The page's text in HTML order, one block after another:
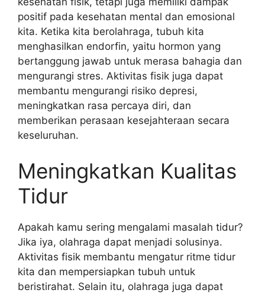
positif pada kesehatan mental dan emosional
kita. Ketika kita berolahraga, tubuh kita
menghasilkan endorfin, yaitu hormon yang
bertanggung jawab untuk merasa bahagia dan
mengurangi stres. Aktivitas fisik juga dapat
membantu mengurangi risiko depresi,
meningkatkan rasa percaya diri, dan
memberikan perasaan kesejahteraan secara
keseluruhan.
Meningkatkan Kualitas
Tidur
Apakah kamu sering mengalami masalah tidur?
Jika iya, olahraga dapat menjadi solusinya.
Aktivitas fisik membantu mengatur ritme tidur
kita dan mempersiapkan tubuh untuk
beristirahat. Selain itu, olahraga juga dapat